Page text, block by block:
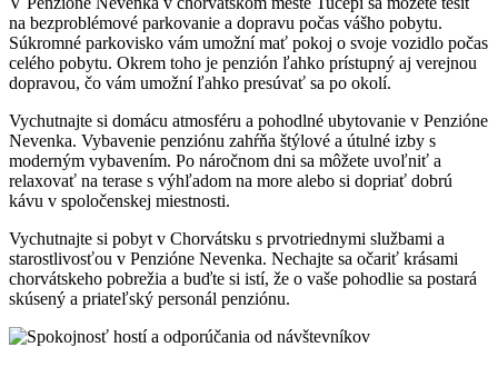
na bezproblémové parkovanie a dopravu počas vášho pobytu.
Súkromné parkovisko vám umožní mať pokoj o svoje vozidlo počas
celého pobytu. Okrem toho je penzión ľahko prístupný aj verejnou
dopravou, čo vám umožní ľahko presúvať sa po okolí.
Vychutnajte si domácu atmosféru a pohodlné ubytovanie v Penzióne
Nevenka. Vybavenie penziónu zahŕňa štýlové a útulné izby s
moderným vybavením. Po náročnom dni sa môžete uvoľniť a
relaxovať na terase s výhľadom na more alebo si dopriať dobrú
kávu v spoločenskej miestnosti.
Vychutnajte si pobyt v Chorvátsku s prvotriednymi službami a
starostlivosťou v Penzióne Nevenka. Nechajte sa očariť krásami
chorvátskeho pobrežia a buďte si istí, že o vaše pohodlie sa postará
skúsený a priateľský personál penziónu.